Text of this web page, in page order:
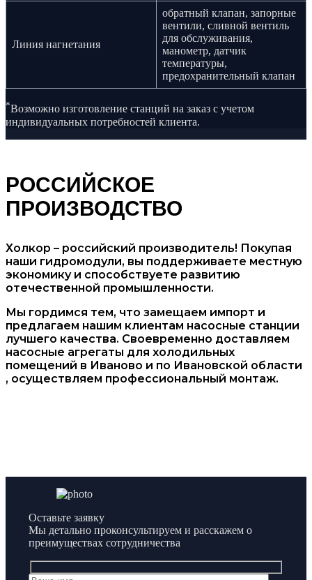
Линия нагнетания
обратный клапан, запорные
вентили, cливной вентиль
для обслуживания,
манометр, датчик
температуры,
предохранительный клапан
*Возможно изготовление станций на заказ с учетом
индивидуальных потребностей клиента.
РОССИЙСКОЕ
ПРОИЗВОДСТВО
Холкор – российский производитель! Покупая
наши гидромодули, вы поддерживаете местную
экономику и способствуете развитию
отечественной промышленности.
Мы гордимся тем, что замещаем импорт и
предлагаем нашим клиентам насосные станции
лучшего качества. Своевременно доставляем
насосные агрегаты для холодильных
помещений в Иваново и по Ивановской области
, осуществляем профессиональный монтаж.
Оставьте заявку
Мы детально проконсультируем и расскажем о
преимуществах сотрудничества